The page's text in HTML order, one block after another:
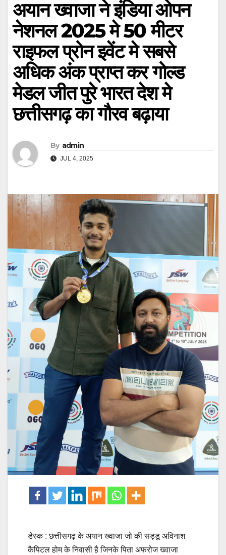
अयान ख्वाजा ने इंडिया ओपन
नेशनल 2025 मे 50 मीटर
राइफल प्रोन इवेंट मे सबसे
अधिक अंक प्राप्त कर गोल्ड
मेडल जीत पुरे भारत देश मे
छत्तीसगढ़ का गौरव बढ़ाया
By admin
JUL 4, 2025
डेस्क : छत्तीसगढ़ के अयान ख्वाजा जो की सड्डू अविनाश
कैपिटल होम के निवासी है जिनके पिता अफरोज ख्वाजा